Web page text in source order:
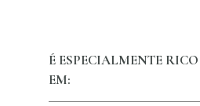
É ESPECIALMENTE RICO
EM: